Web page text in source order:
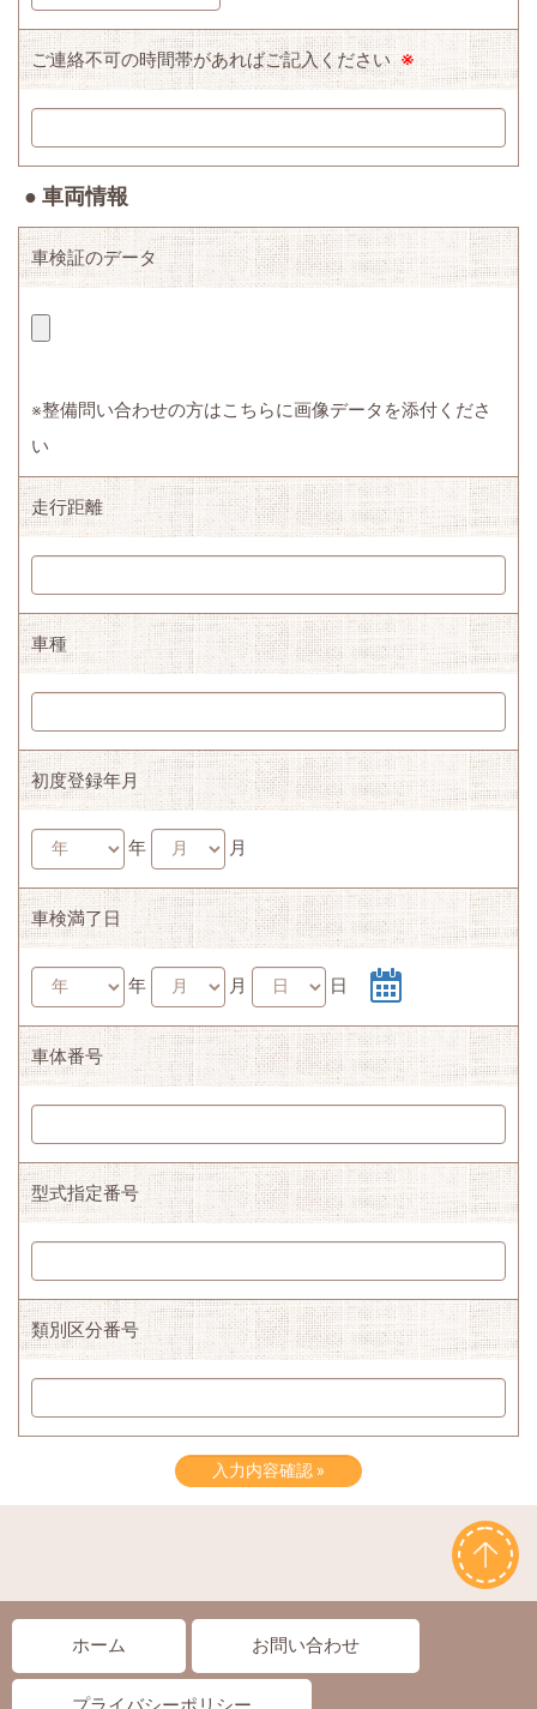
ご連絡不可の時間帯があればご記入ください ※
● 車両情報
車検証のデータ
※整備問い合わせの方はこちらに画像データを添付くださ
い
走行距離
車種
初度登録年月
年 月
車検満了日
年 月 日
車体番号
型式指定番号
類別区分番号
ホーム お問い合わせ